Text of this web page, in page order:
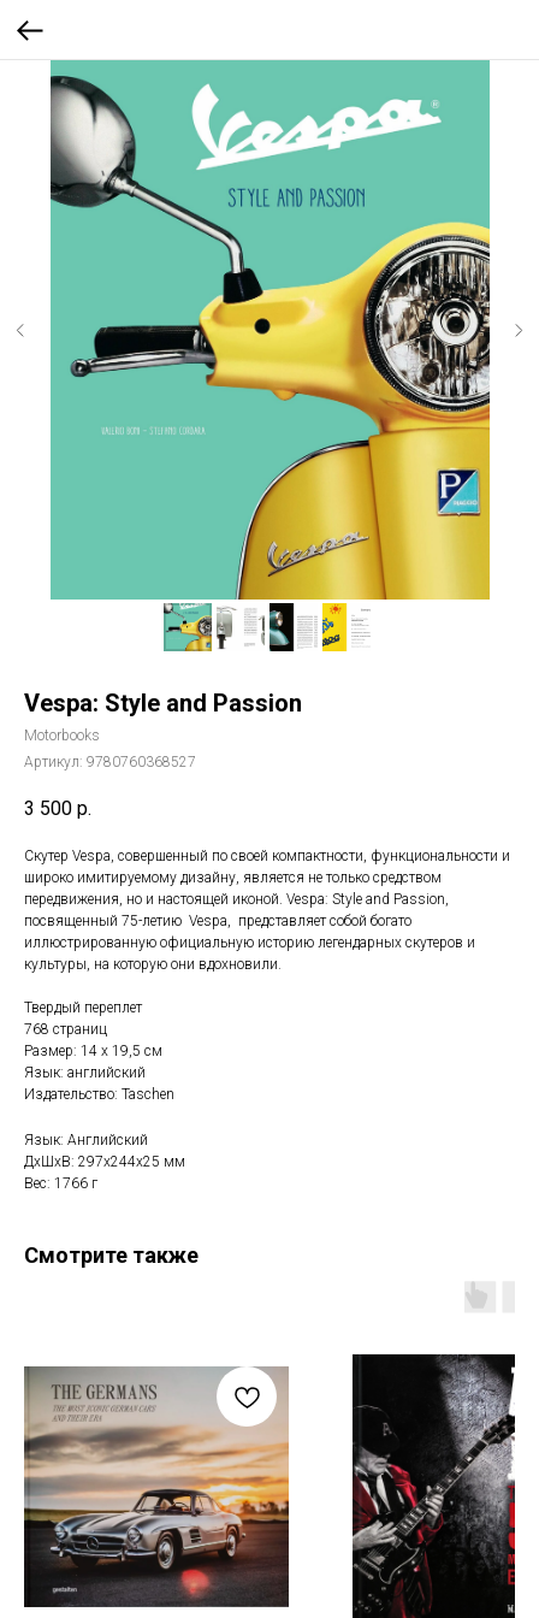
Vespa: Style and Passion
Motorbooks
Артикул: 9780760368527
3 500 р.
Скутер Vespa, совершенный по своей компактности, функциональности и
широко имитируемому дизайну, является не только средством
передвижения, но и настоящей иконой. Vespa: Style and Passion,
посвященный 75-летию Vespa, представляет собой богато
иллюстрированную официальную историю легендарных скутеров и
культуры, на которую они вдохновили.
Твердый переплет
768 страниц
Размер: 14 х 19,5 см
Язык: английский
Издательство: Taschen
Язык: Английский
ДxШxВ: 297x244x25 мм
Вес: 1766 г
Смотрите также